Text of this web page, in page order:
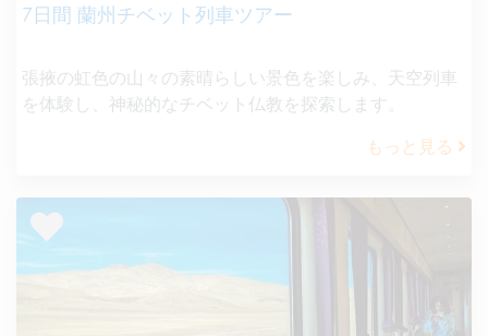
7日間 蘭州チベット列車ツアー
張掖の虹色の山々の素晴らしい景色を楽しみ、天空列車
を体験し、神秘的なチベット仏教を探索します。
もっと見る